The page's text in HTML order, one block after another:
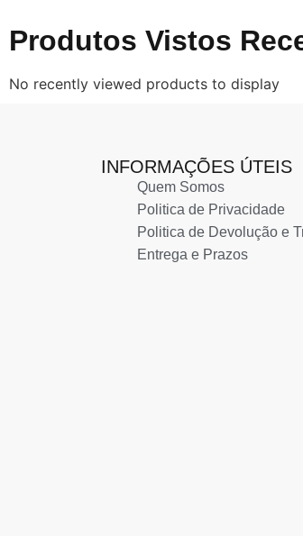
Produtos Vistos
No recently viewed products to display
INFORMAÇÕES ÚTEIS
Quem Somos
Politica de Privacidade
Politica de Devolução e
Entrega e Prazos